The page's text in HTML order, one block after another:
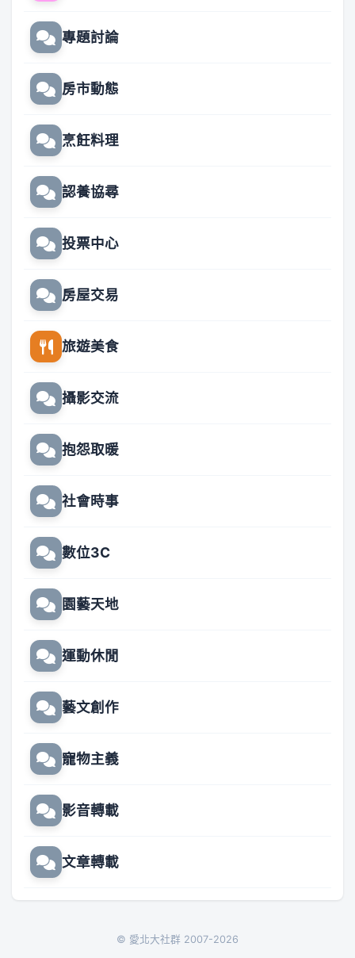
專題討論
房市動態
烹飪料理
認養協尋
投票中心
房屋交易
旅遊美食
攝影交流
抱怨取暖
社會時事
數位3C
園藝天地
運動休閒
藝文創作
寵物主義
影音轉載
文章轉載
© 愛北大社群 2007-2026